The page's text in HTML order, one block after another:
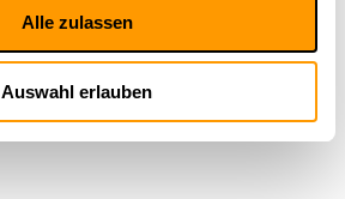
Alle zulassen
Auswahl erlauben